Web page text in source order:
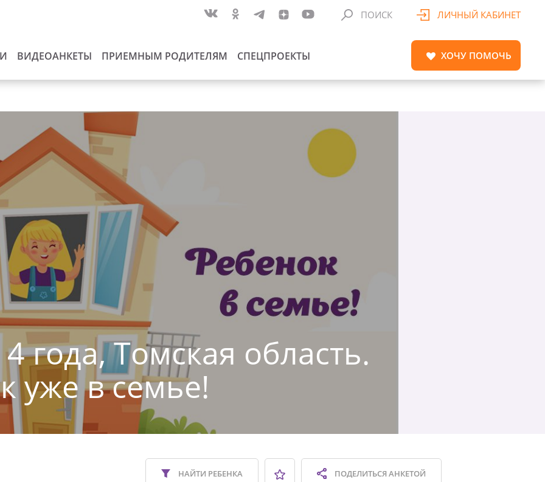
ВИДЕОАНКЕТЫ ПРИЕМНЫМ РОДИТЕЛЯМ СПЕЦПРОЕКТЫ
ПОИСК ЛИЧНЫЙ КАБИНЕТ
ХОЧУ ПОМОЧЬ
года, Томская область.
уже в семье!
ПОДЕЛИТЬСЯАНКЕТОЙ
НАЙТИ РЕБЕНКА